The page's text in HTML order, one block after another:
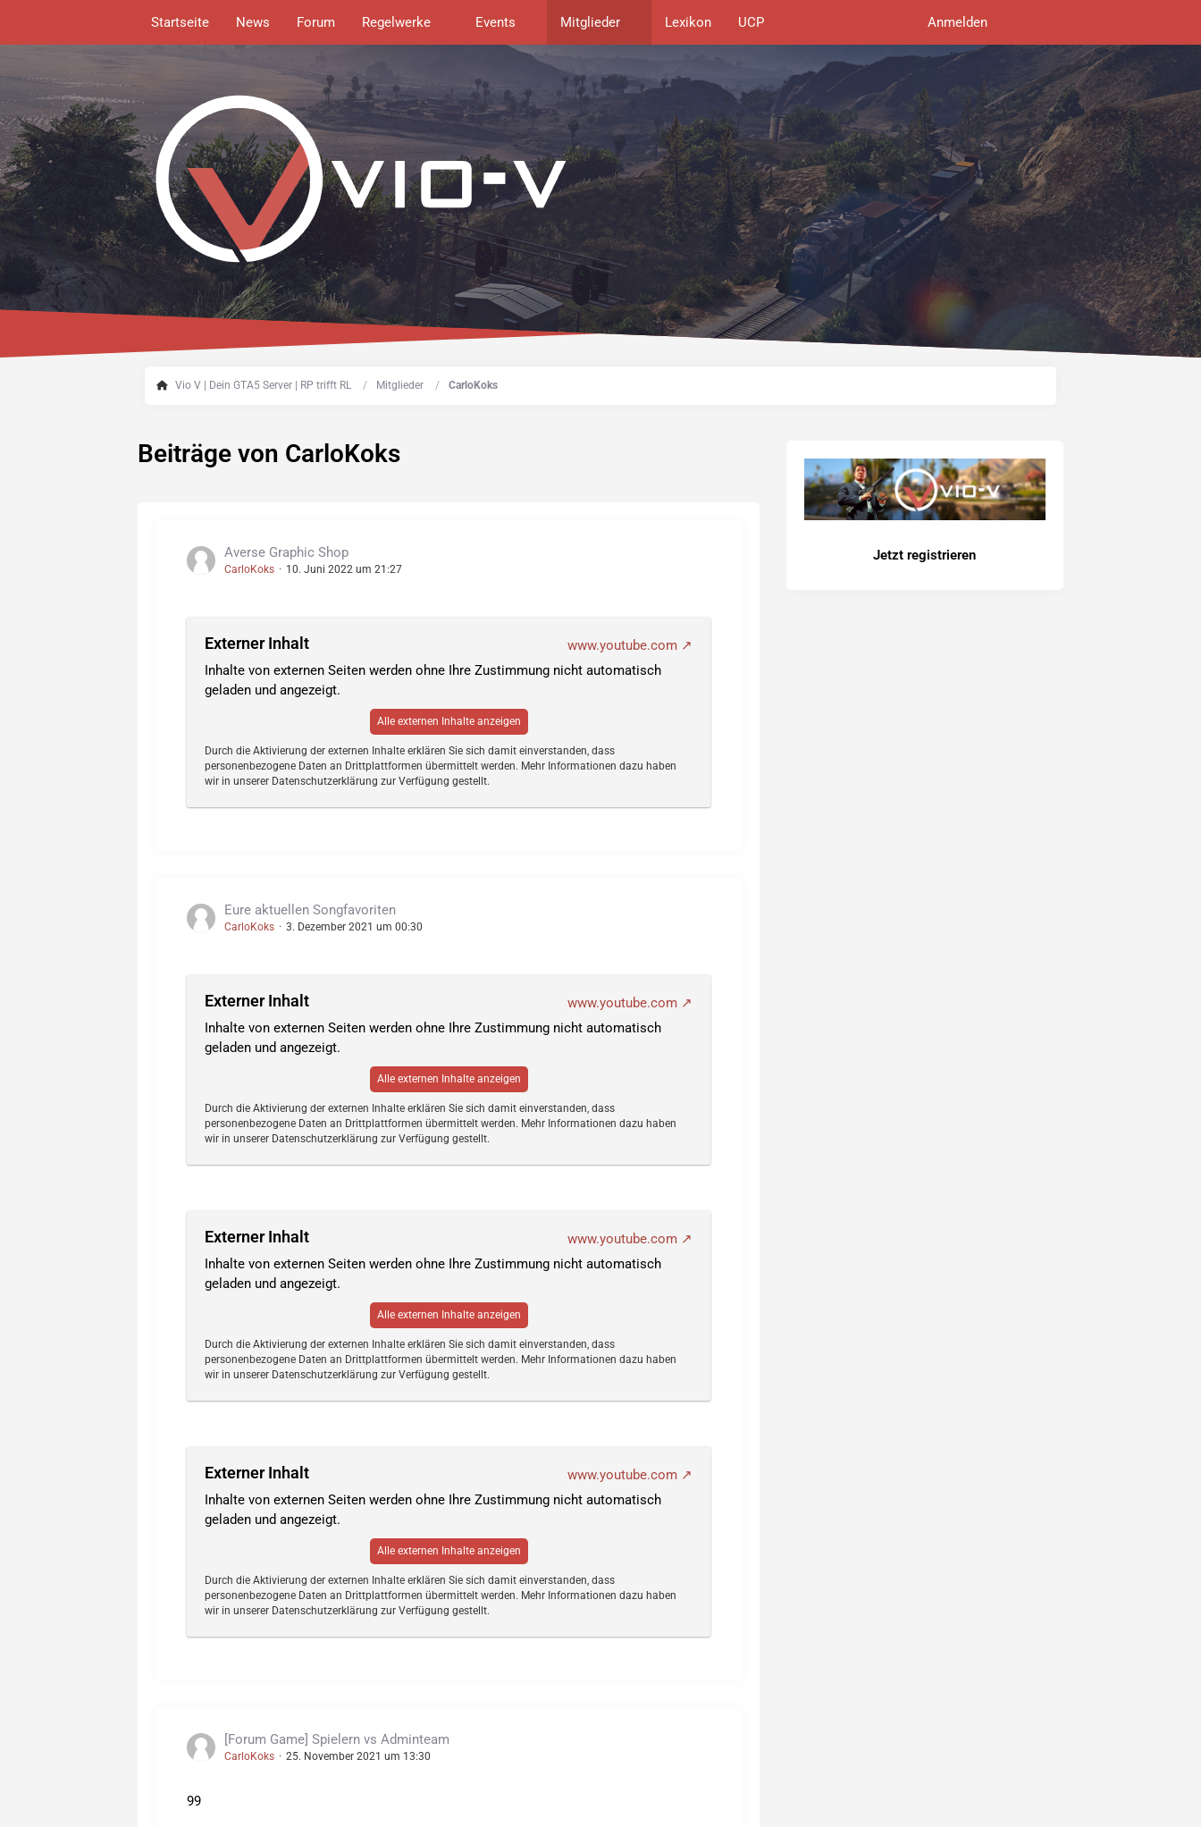
Startseite News Forum Regelwerke Events Mitglieder Lexikon UCP Anmelden
Vio V | Dein GTA5 Server | RP trifft RL Mitglieder CarloKoks
Beiträge von CarloKoks
Averse Graphic Shop
CarloKoks 10. Juni 2022 um 21:27
Externer Inhalt
www.youtube.com
Inhalte von externen Seiten werden ohne Ihre Zustimmung nicht automatisch
geladen und angezeigt.
Alle externen Inhalte anzeigen
Durch die Aktivierung der externen Inhalte erklären Sie sich damit einverstanden, dass
personenbezogene Daten an Drittplattformen übermittelt werden. Mehr Informationen dazu haben
wir in unserer Datenschutzerklärung zur Verfügung gestellt.
Eure aktuellen Songfavoriten
CarloKoks 3. Dezember 2021 um 00:30
Externer Inhalt
www.youtube.com
Inhalte von externen Seiten werden ohne Ihre Zustimmung nicht automatisch
geladen und angezeigt.
Alle externen Inhalte anzeigen
Durch die Aktivierung der externen Inhalte erklären Sie sich damit einverstanden, dass
personenbezogene Daten an Drittplattformen übermittelt werden. Mehr Informationen dazu haben
wir in unserer Datenschutzerklärung zur Verfügung gestellt.
Externer Inhalt
www.youtube.com
Inhalte von externen Seiten werden ohne Ihre Zustimmung nicht automatisch
geladen und angezeigt.
Alle externen Inhalte anzeigen
Durch die Aktivierung der externen Inhalte erklären Sie sich damit einverstanden, dass
personenbezogene Daten an Drittplattformen übermittelt werden. Mehr Informationen dazu haben
wir in unserer Datenschutzerklärung zur Verfügung gestellt.
Externer Inhalt
www.youtube.com
Inhalte von externen Seiten werden ohne Ihre Zustimmung nicht automatisch
geladen und angezeigt.
Alle externen Inhalte anzeigen
Durch die Aktivierung der externen Inhalte erklären Sie sich damit einverstanden, dass
personenbezogene Daten an Drittplattformen übermittelt werden. Mehr Informationen dazu haben
wir in unserer Datenschutzerklärung zur Verfügung gestellt.
[Forum Game] Spielern vs Adminteam
CarloKoks 25. November 2021 um 13:30
99
Jetzt registrieren